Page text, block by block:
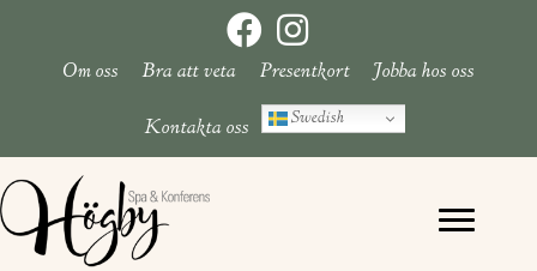
Om oss Bra att veta Presentkort
Jobba hos oss
Kontakta oss
Swedish